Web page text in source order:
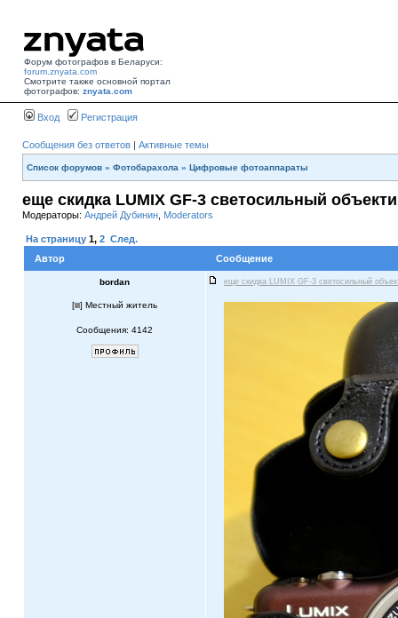
Форум фотографов в Беларуси:
forum.znyata.com
Смотрите также основной портал
фотографов: znyata.com
Вход Регистрация
Сообщения без ответов | Активные темы
Список форумов » Фотобарахола » Цифровые фотоаппараты
еще скидка LUMIX GF-3 светосильный
Модераторы: Андрей Дубинин Moderators
На страницу 1, 2 След.
Автор
Сообщение
bordan еще скидка LUMIX GF-3 светосильный
[ ] Местный житель
Сообщения: 4142